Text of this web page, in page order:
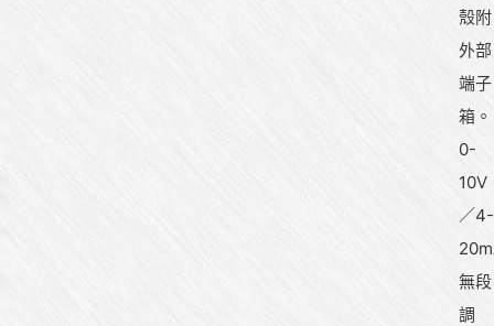
殼附
外部
端子
箱。
0-
10V
／4-
無段
調